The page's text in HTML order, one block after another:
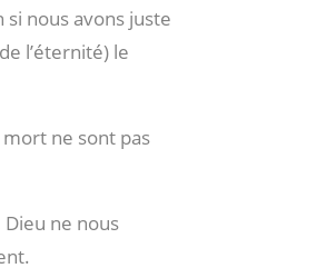
nous avons juste
l’éternité) le
ne sont pas
ne nous